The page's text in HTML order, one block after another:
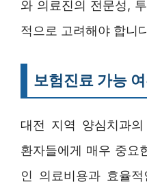
와 의료진의 전문성,
적으로 고려해야 합니
보험진료 가능
대전 지역 양심치과
환자들에게 매우 중요
인 의료비용과 효율